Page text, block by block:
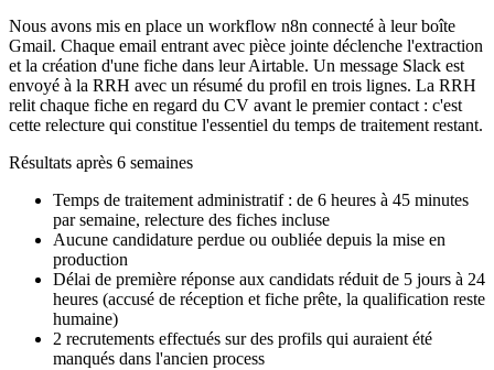
Nous avons mis en place un workflow n8n connecté à leur boîte
Gmail. Chaque email entrant avec pièce jointe déclenche l'extraction
et la création d'une fiche dans leur Airtable. Un message Slack est
envoyé à la RRH avec un résumé du profil en trois lignes. La RRH
relit chaque fiche en regard du CV avant le premier contact : c'est
cette relecture qui constitue l'essentiel du temps de traitement restant.
Résultats après 6 semaines
Temps de traitement administratif : de 6 heures à 45 minutes
par semaine, relecture des fiches incluse
Aucune candidature perdue ou oubliée depuis la mise en
production
Délai de première réponse aux candidats réduit de 5 jours à 24
heures (accusé de réception et fiche prête, la qualification reste
humaine)
2 recrutements effectués sur des profils qui auraient été
manqués dans l'ancien process